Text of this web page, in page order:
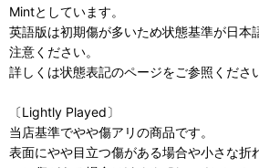
Mintとしています。
英語版は初期傷が多いため状態基準が日本
注意ください。
詳しくは状態表記のページをご参照くださ
〔Lightly Played〕
当店基準でやや傷アリの商品です。
表面にやや目立つ傷がある場合や小さな折